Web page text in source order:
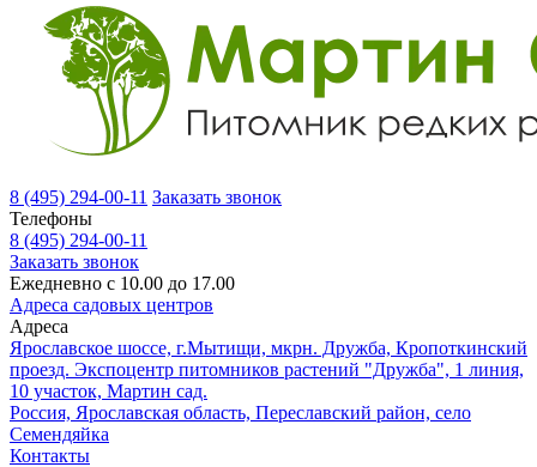
8 (495) 294-00-11 Заказать звонок
Телефоны
8 (495) 294-00-11
Заказать звонок
Ежедневно с 10.00 до 17.00
Адреса садовых центров
Адреса
Ярославское шоссе, г.Мытищи, мкрн. Дружба, Кропоткинский
проезд. Экспоцентр питомников растений "Дружба", 1 линия,
10 участок, Мартин сад.
Россия, Ярославская область, Переславский район, село
Семендяйка
Контакты